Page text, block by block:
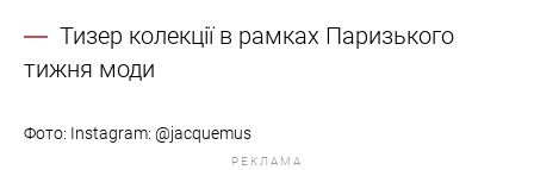
Тизер колекції в рамках Паризького
тижня моди
Фото: Instagram: @jacquemus
РЕКЛАМА